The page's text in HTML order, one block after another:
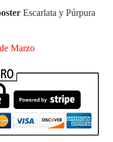
Escarlata y Púrpura
Marzo